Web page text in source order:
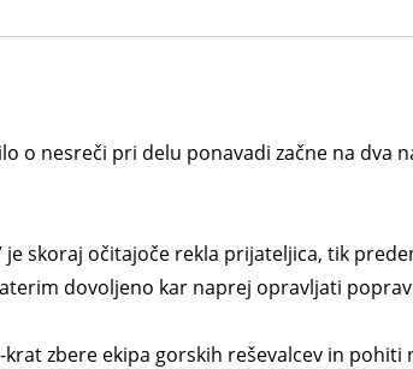
o nesreči pri delu ponavadi začne na dva
skoraj očitajoče rekla prijateljica, tik
dovoljeno kar naprej opravljati
zbere ekipa gorskih reševalcev in